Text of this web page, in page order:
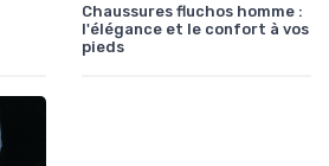
Chaussures fluchos homme :
l'élégance et le confort à vos
pieds